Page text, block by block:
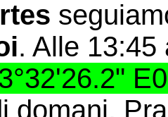
. Alle
domani.